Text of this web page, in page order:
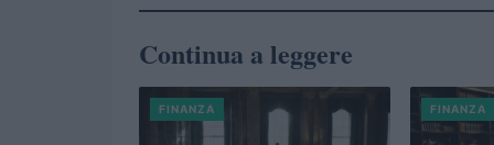
Continua a leggere
FINANZA FINANZA